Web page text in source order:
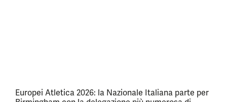
Europei Atletica 2026: la Nazionale Italiana parte per